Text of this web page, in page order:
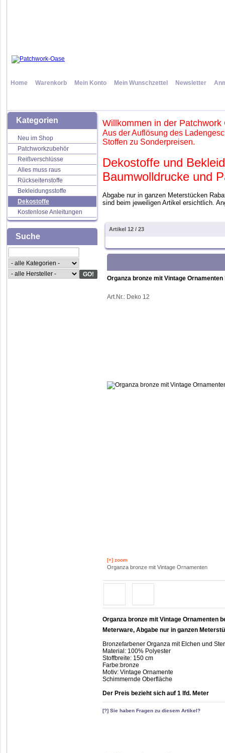
Home Warenkorb Mein Konto Mein Wunschzettel Newsletter
Kategorien
Neu im Shop
Patchworkzubehör
Reißverschlüsse
Alles muss raus
Rückseitenstoffe
Bekleidungsstoffe
Dekostoffe
Kostenlose Anleitungen
Suche
Willkommen in der Patchwork
Aus der Auflösung des
Stoffen zu Sonderpreisen.
Dekostoffe und
Baumwolldrucke und
Abgabe nur in ganzen Meterstücken
sind beim jeweiligen Artikel ersichtlich.
Artikel 12 / 23
Organza bronze mit Vintage
Art.Nr.: Deko 12
[+] zoom
Organza bronze mit Vintage Ornamenten
Organza bronze mit Vintage Ornamenten
Meterware, Abgabe nur in ganzen
Bronzefarbener Organza mit Elchen und
Material: 100% Polyester
Stoffbreite: 150 cm
Farbe:bronze
Motiv: Vintage Ornamente
Schimmernde Oberfläche
Der Preis bezieht sich auf 1 lfd. Meter
[?] Sie haben Fragen zu diesem Artikel?